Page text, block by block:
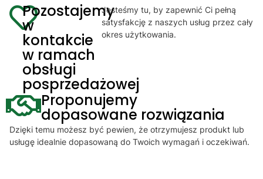
Pozostajemy
w
kontakcie
w ramach
obsługi
posprzedażowej
Jesteśmy tu, by zapewnić Ci pełną
satysfakcję z naszych usług przez cały
okres użytkowania.
Proponujemy
dopasowane rozwiązania
Dzięki temu możesz być pewien, że otrzymujesz produkt lub
usługę idealnie dopasowaną do Twoich wymagań i oczekiwań.